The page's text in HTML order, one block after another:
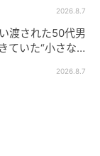
。不動産会社
犯面でおすす
2026.8.7
渡された50代男
ていた“小さな異
2026.8.7